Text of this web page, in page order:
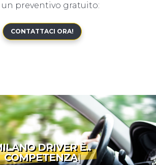
un preventivo gratuito:
CONTATTACI ORA!
DRIVER È..
COMPETENZA|